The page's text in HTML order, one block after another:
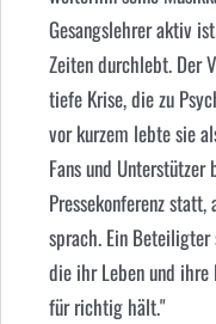
Gesangslehrer aktiv
Zeiten durchlebt. Der
tiefe Krise, die zu
vor kurzem lebte sie
Fans und
Pressekonferenz
sprach. Ein Beteiligter
die ihr Leben und ihre
für richtig hält."